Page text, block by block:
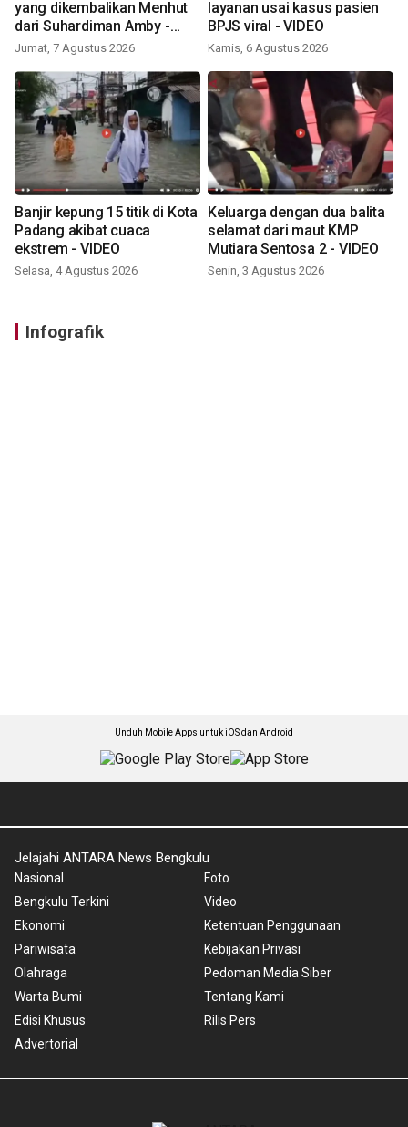
yang dikembalikan Menhut
dari Suhardiman Amby -
VIDEO
Jumat, 7 Agustus 2026
layanan usai kasus pasien
BPJS viral - VIDEO
Kamis, 6 Agustus 2026
Banjir kepung 15 titik di Kota
Padang akibat cuaca
ekstrem - VIDEO
Selasa, 4 Agustus 2026
Keluarga dengan dua balita
selamat dari maut KMP
Mutiara Sentosa 2 - VIDEO
Senin, 3 Agustus 2026
Infografik
Unduh Mobile Apps untuk iOS dan Android
Jelajahi ANTARA News Bengkulu
Nasional
Bengkulu Terkini
Ekonomi
Pariwisata
Olahraga
Warta Bumi
Edisi Khusus
Advertorial
Foto
Video
Ketentuan Penggunaan
Kebijakan Privasi
Pedoman Media Siber
Tentang Kami
Rilis Pers